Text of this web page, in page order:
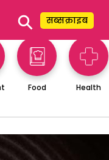
⚲ सब्सक्राइब
Food Health